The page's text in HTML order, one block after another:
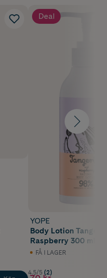
Deal
YOPE
Body Lotion
Raspberry 300 ml
FÅ I LAGER
4.5/5 (2)